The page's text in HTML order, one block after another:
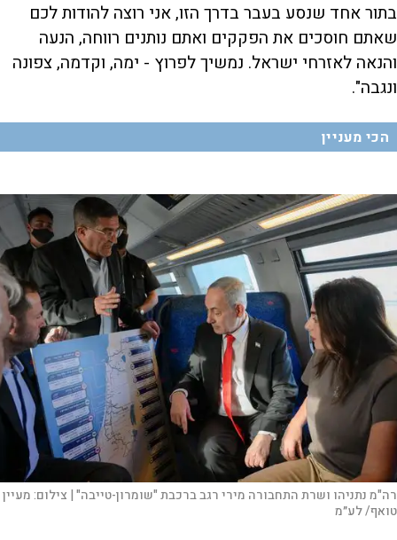
בתור אחד שנסע בעבר בדרך הזו, אני רוצה להודות לכם
שאתם חוסכים את הפקקים ואתם נותנים רווחה, הנעה
והנאה לאזרחי ישראל. נמשיך לפרוץ - ימה, וקדמה, צפונה
ונגבה".
הכי מעניין
רה"מ נתניהו ושרת התחבורה מירי רגב ברכבת "שומרון-טייבה" | צילום:מעיין
טואף/ לע״מ